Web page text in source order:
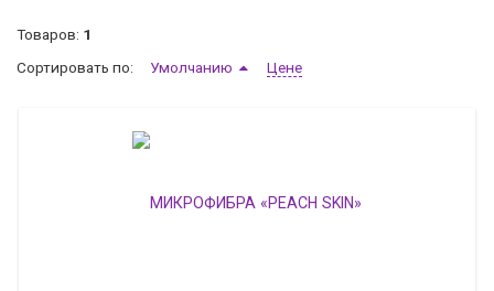
Товаров: 1
Сортировать по:
Умолчанию Цене